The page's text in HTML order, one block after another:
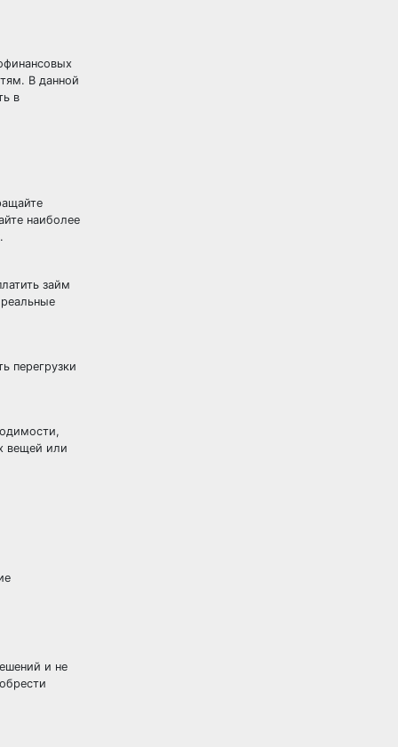
В данной
в
наиболее
займ
перегрузки
вещей или
и не